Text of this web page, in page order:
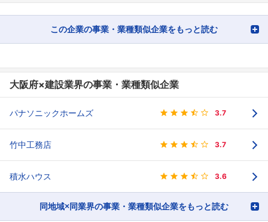
この企業の事業・業種類似企業をもっと読む
大阪府×建設業界の事業・業種類似企業
パナソニックホームズ 3.7
竹中工務店 3.7
積水ハウス 3.6
同地域×同業界の事業・業種類似企業をもっと読む